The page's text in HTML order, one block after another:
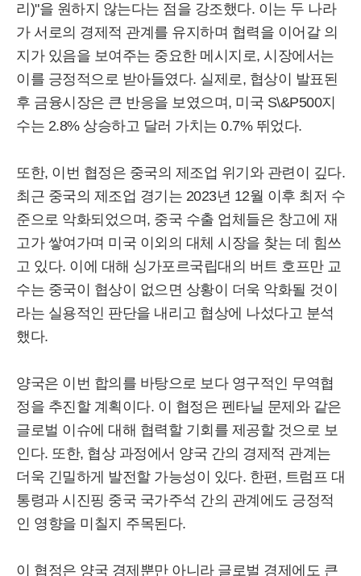
리)"을 원하지 않는다는 점을 강조했다. 이는 두 나라
가 서로의 경제적 관계를 유지하며 협력을 이어갈 의
지가 있음을 보여주는 중요한 메시지로, 시장에서는
이를 긍정적으로 받아들였다. 실제로, 협상이 발표된
후 금융시장은 큰 반응을 보였으며, 미국 S\&P500지
수는 2.8% 상승하고 달러 가치는 0.7% 뛰었다.
또한, 이번 협정은 중국의 제조업 위기와 관련이 깊다.
최근 중국의 제조업 경기는 2023년 12월 이후 최저 수
준으로 악화되었으며, 중국 수출 업체들은 창고에 재
고가 쌓여가며 미국 이외의 대체 시장을 찾는 데 힘쓰
고 있다. 이에 대해 싱가포르국립대의 버트 호프만 교
수는 중국이 협상이 없으면 상황이 더욱 악화될 것이
라는 실용적인 판단을 내리고 협상에 나섰다고 분석
했다.
양국은 이번 합의를 바탕으로 보다 영구적인 무역협
정을 추진할 계획이다. 이 협정은 펜타닐 문제와 같은
글로벌 이슈에 대해 협력할 기회를 제공할 것으로 보
인다. 또한, 협상 과정에서 양국 간의 경제적 관계는
더욱 긴밀하게 발전할 가능성이 있다. 한편, 트럼프 대
통령과 시진핑 중국 국가주석 간의 관계에도 긍정적
인 영향을 미칠지 주목된다.
이 협정은 양국 경제뿐만 아니라 글로벌 경제에도 큰